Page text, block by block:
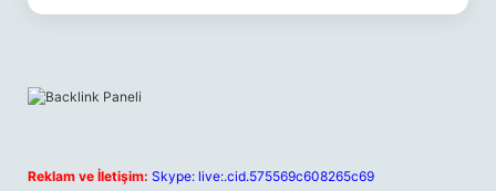
Reklam ve İletişim: Skype: live:.cid.575569c608265c69